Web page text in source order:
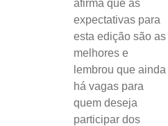
afirma que as
expectativas para
esta edição são as
melhores e
lembrou que ainda
há vagas para
quem deseja
participar dos